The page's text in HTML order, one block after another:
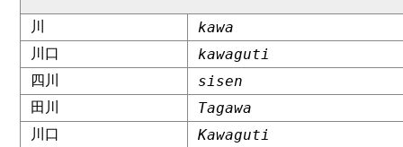
川 kawa
川口 kawaguti
四川 sisen
田川 Tagawa
川口 Kawaguti